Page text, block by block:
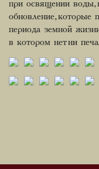
при освящении воды,
обновление, которые
периода земной
в котором нет ни